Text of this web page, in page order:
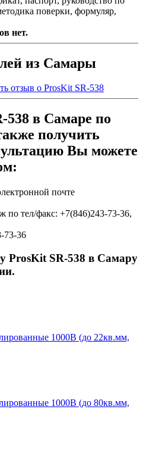
поверки, формуляр,
нет.
из Самары
отзыв о ProsKit SR-538
538 в Самаре по
получить
Вы можете
почте
по тел/факс: +7(846)243-73-36,
73-36
ProsKit SR-538 в Самару
1000В (до 22кв.мм,
1000В (до 80кв.мм,